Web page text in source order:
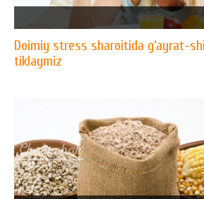
Doimiy stress sharoitida g‘ayrat-
tiklaymiz